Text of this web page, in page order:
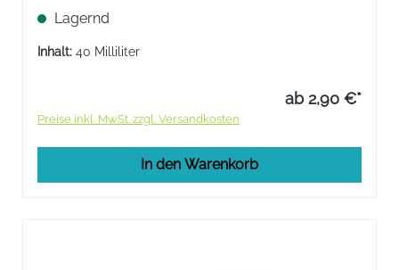
flüssige Darreichungsform ermöglicht eine
einfache Dosierung für Erwachsene und Kinder.
Lagernd
Inhalt: 40 Milliliter
ab 2,90 €*
Preise inkl. MwSt. zzgl. Versandkosten
In den Warenkorb